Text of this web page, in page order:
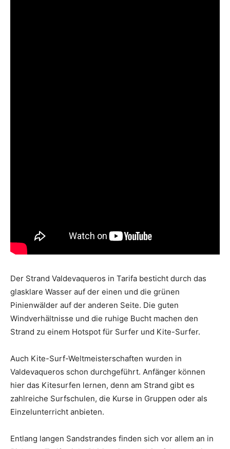
Der Strand Valdevaqueros in Tarifa besticht durch das
glasklare Wasser auf der einen und die grünen
Pinienwälder auf der anderen Seite. Die guten
Windverhältnisse und die ruhige Bucht machen den
Strand zu einem Hotspot für Surfer und Kite-Surfer.
Auch Kite-Surf-Weltmeisterschaften wurden in
Valdevaqueros schon durchgeführt. Anfänger können
hier das Kitesurfen lernen, denn am Strand gibt es
zahlreiche Surfschulen, die Kurse in Gruppen oder als
Einzelunterricht anbieten.
Entlang langen Sandstrandes finden sich vor allem an in